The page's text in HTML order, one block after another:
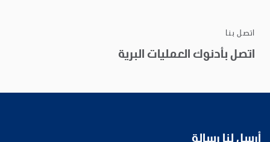
اتصل بنا
اتصل بأدنوك العمليات البرية
أرسل لنا رسالة